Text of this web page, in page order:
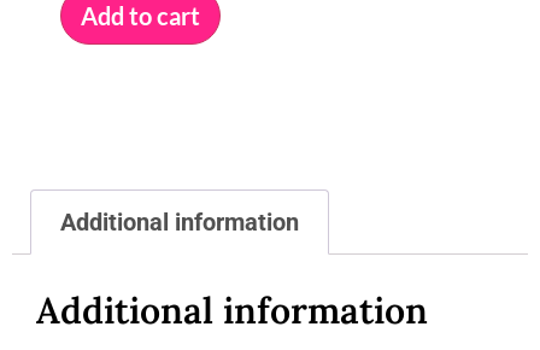
Add to cart
Additional information
Additional information